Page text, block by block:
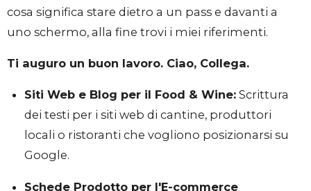
cosa significa stare dietro a un pass e davanti a
uno schermo, alla fine trovi i miei riferimenti.
Ti auguro un buon lavoro. Ciao, Collega.
Siti Web e Blog per il Food & Wine:Scrittura
dei testi per i siti web di cantine, produttori
locali o ristoranti che vogliono posizionarsi su
Google.
Schede Prodotto per l'E-commerce